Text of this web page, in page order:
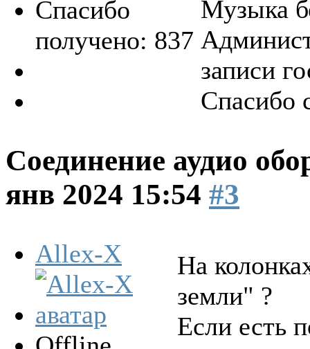
Спасибо
получено: 837
Музыка
записи
Спасибо
Соединение аудио
янв 2024 15:54 #3
Allex-X
На
земли" ?
Если есть